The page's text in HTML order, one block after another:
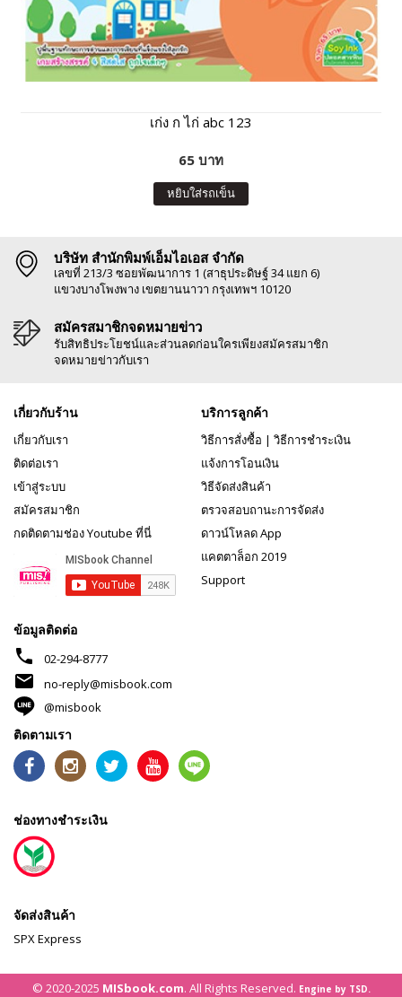
เก่ง ก ไก่ abc 123
65 บาท
หยิบใส่รถเข็น
บริษัท สำนักพิมพ์เอ็มไอเอส จำกัด
เลขที่ 213/3 ซอยพัฒนาการ 1 (สาธุประดิษฐ์ 34 แยก 6)
แขวงบางโพงพาง เขตยานนาวา กรุงเทพฯ 10120
สมัครสมาชิกจดหมายข่าว
รับสิทธิประโยชน์และส่วนลดก่อนใครเพียงสมัครสมาชิก
จดหมายข่าวกับเรา
เกี่ยวกับร้าน
เกี่ยวกับเรา
ติดต่อเรา
เข้าสู่ระบบ
สมัครสมาชิก
กดติดตามช่อง Youtube ที่นี่
บริการลูกค้า
วิธีการสั่งซื้อ | วิธีการชำระเงิน
แจ้งการโอนเงิน
วิธีจัดส่งสินค้า
ตรวจสอบถานะการจัดส่ง
ดาวน์โหลด App
แคตตาล็อก 2019
Support
ข้อมูลติดต่อ
phone 02-294-8777
mail
no-reply@misbook.com
@misbook
ติดตามเรา
ช่องทางชำระเงิน
จัดส่งสินค้า
SPX Express
© 2020-2025 MISbook.com. All Rights Reserved. Engine by TSD.